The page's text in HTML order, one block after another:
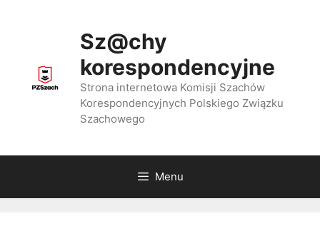
Sz@chy
korespondencyjne
Strona internetowa Komisji Szachów
Korespondencyjnych Polskiego Związku
Szachowego
Menu